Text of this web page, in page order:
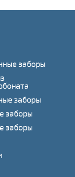
заборы
заборы
заборы
заборы